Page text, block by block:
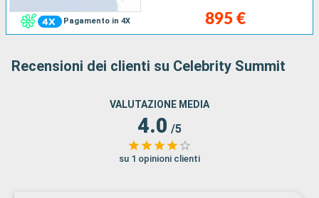
Pagamento in 4X 895 €
Recensioni dei clienti su Celebrity Summit
VALUTAZIONE MEDIA
4.0 /5
su 1 opinioni clienti